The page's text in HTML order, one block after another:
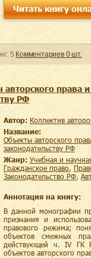
Читать книгу
5 Комментариев 0шт.
авторского
РФ
Автор:
Коллектив
Название:
Объекты авторского права и смежных прав и их правовой режим по гражданскому
законодательству РФ
Жанр:
учебная и
гражданское право,
законодательство РФ,
Аннотация на книгу:
В данной монографии
признания и
правового режима;
объектов смежных
действующей ч. IV ГК
объектов авторского